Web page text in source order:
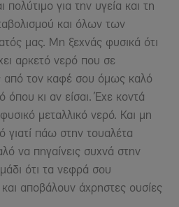
πολύτιμο για την υγεία και τη
και όλων των
μας. Μη ξεχνάς φυσικά ότι
αρκετό νερό που σε
από τον καφέ σου όμως καλό
όπου κι αν είσαι. Έχε κοντά
μεταλλικό νερό. Και μη
γιατί πάω στην τουαλέτα
να πηγαίνεις συχνά στην
ότι τα νεφρά σου
αποβάλουν άχρηστες ουσίες